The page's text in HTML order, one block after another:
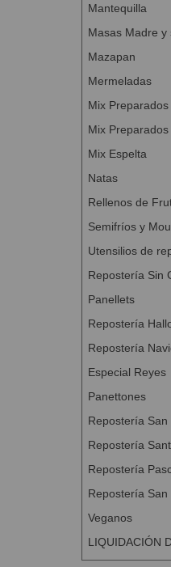
Mantequilla
Masas Madre y
Mazapan
Mermeladas
Mix
Mix
Mix Espelta
Natas
Rellenos de
Semifríos y
Utensilios de
Repostería Sin
Panellets
Repostería
Repostería
Especial Reyes
Panettones
Repostería San
Repostería
Repostería
Repostería San
Veganos
LIQUIDACIÓN